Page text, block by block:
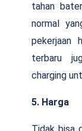
tahan
normal
pekerjaan
terbaru
charging
5. Harga